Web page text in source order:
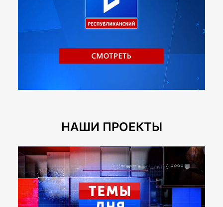
НАШИ ПРОЕКТЫ